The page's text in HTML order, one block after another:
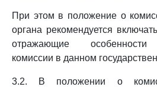
При этом в положение о
органа рекомендуется
отражающие особенности
комиссии в данном
3.2. В положении о